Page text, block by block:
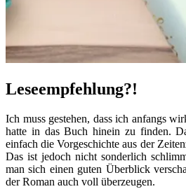
Leseempfehlung?!
Ich muss gestehen, dass ich anfangs
hatte in das Buch hinein zu finden.
einfach die Vorgeschichte aus der
Das ist jedoch nicht sonderlich
man sich einen guten Überblick
der Roman auch voll überzeugen.